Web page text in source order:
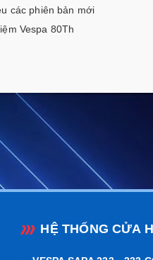
các phiên bản mới
Vespa 80Th
HỆ THỐNG CỬA